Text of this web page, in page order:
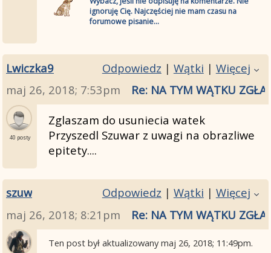
ignoruję Cię. Najczęściej nie mam czasu na
forumowe pisanie...
Lwiczka9 Odpowiedz | Wątki | Więcej
maj 26, 2018; 7:53pm
Re: NA TYM WĄTKU
40 posty
Zglaszam do usuniecia watek
Przyszedl Szuwar z uwagi na obrazliwe
epitety....
szuw Odpowiedz | Wątki | Więcej
maj 26, 2018; 8:21pm
Re: NA TYM WĄTKU
Ten post był aktualizowanymaj 26, 2018; 11:49pm.